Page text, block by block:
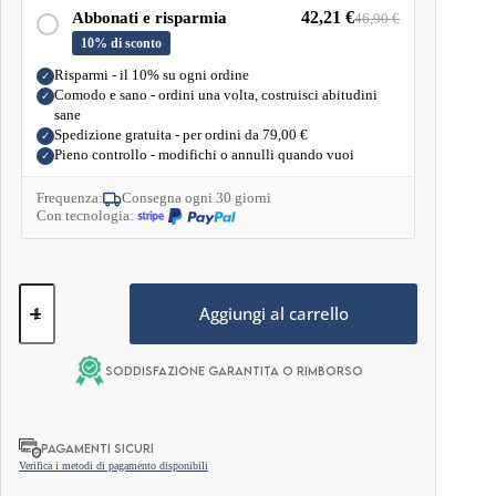
*RI% Assunzione di riferimento di un adulto medio (8400 kJ / 2000
kcal). Assunzione di riferimento per porzione.
Peso Netto:
Abbonati e risparmia 42,21€46,90€
10% di sconto
✓ Risparmi - il 10% su ogni ordine
✓ Comodo e sano - ordini una volta, costruisci abitudini
sane
✓ Spedizione gratuita - per ordini da 79,00 €
✓ Pieno controllo - modifichi o annulli quando vuoi
Frequenza:
Consegna ogni 30 giorni
Con tecnologia:
Isolato
Proteico
con
800g
quantità
Aggiungi al carrello
Soddisfazione garantita o rimborso
PAGAMENTI SICURI
Verifica i metodi di pagamento disponibili